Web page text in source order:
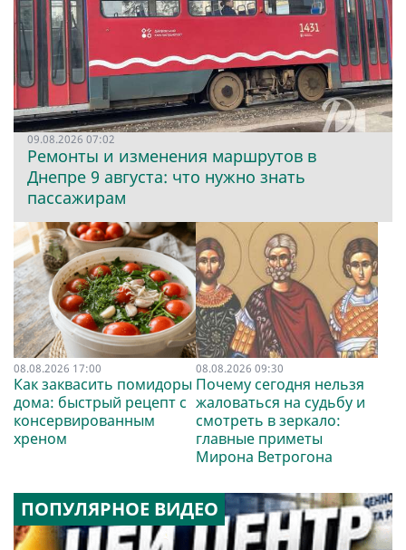
09.08.2026 07:02
Ремонты и изменения маршрутов в
Днепре 9 августа: что нужно знать
пассажирам
08.08.2026 17:00
Как заквасить помидоры
дома: быстрый рецепт с
консервированным
хреном
08.08.2026 09:30
Почему сегодня нельзя
жаловаться на судьбу и
смотреть в зеркало:
главные приметы
Мирона Ветрогона
ПОПУЛЯРНОЕ ВИДЕО